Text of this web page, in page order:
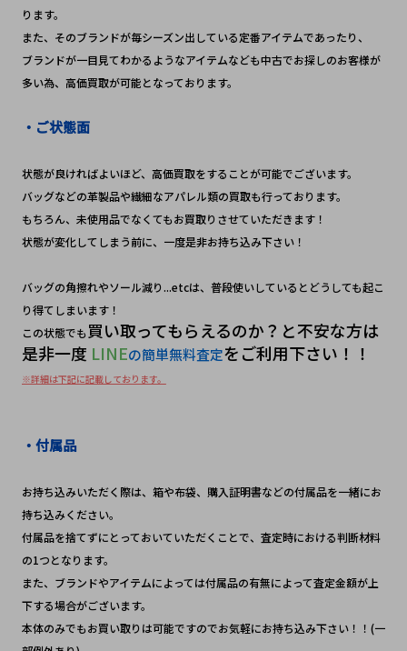
ります。
また、そのブランドが毎シーズン出している定番アイテムであったり、
ブランドが一目見てわかるようなアイテムなども中古でお探しのお客様が
多い為、高価買取が可能となっております。
・ご状態面
状態が良ければよいほど、高価買取をすることが可能でございます。
バッグなどの革製品や繊細なアパレル類の買取も行っております。
もちろん、未使用品でなくてもお買取りさせていただきます！
状態が変化してしまう前に、一度是非お持ち込み下さい！
バッグの角擦れやソール減り...etcは、普段使いしているとどうしても起こ
り得てしまいます！
この状態でも 買い取ってもらえるのか？と不安な方は
是非一度 LINEの簡単無料査定をご利用下さい！！
※詳細は下記に記載しております。
・付属品
お持ち込みいただく際は、箱や布袋、購入証明書などの付属品を一緒にお
持ち込みください。
付属品を捨てずにとっておいていただくことで、査定時における判断材料
の1つとなります。
また、ブランドやアイテムによっては付属品の有無によって査定金額が上
下する場合がございます。
本体のみでもお買い取りは可能ですのでお気軽にお持ち込み下さい！！(一